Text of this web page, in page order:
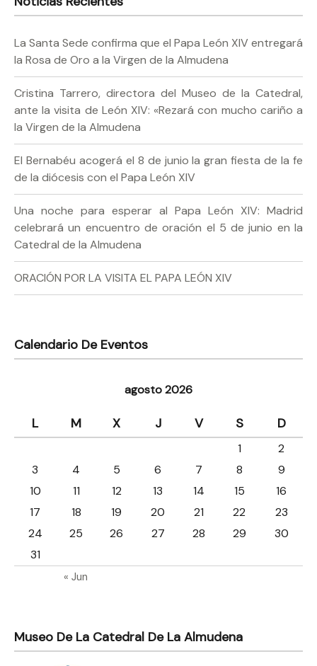
La Santa Sede confirma que el Papa León XIV entregará
la Rosa de Oro a la Virgen de la Almudena
Cristina Tarrero, directora del Museo de la Catedral,
ante la visita de León XIV: «Rezará con mucho cariño a
la Virgen de la Almudena
El Bernabéu acogerá el 8 de junio la gran fiesta de la fe
de la diócesis con el Papa León XIV
Una noche para esperar al Papa León XIV: Madrid
celebrará un encuentro de oración el 5 de junio en la
Catedral de la Almudena
ORACIÓN POR LA VISITA EL PAPA LEÓN XIV
Calendario De Eventos
agosto 2026
L M X J V S D
« Jun
1
2
3
4 5 6 7 8
9
10
11 12 13 14 15
16
17
18 19 20 21 22
23
24
25 26 27 28 29
30
31
Museo De La Catedral De La Almudena